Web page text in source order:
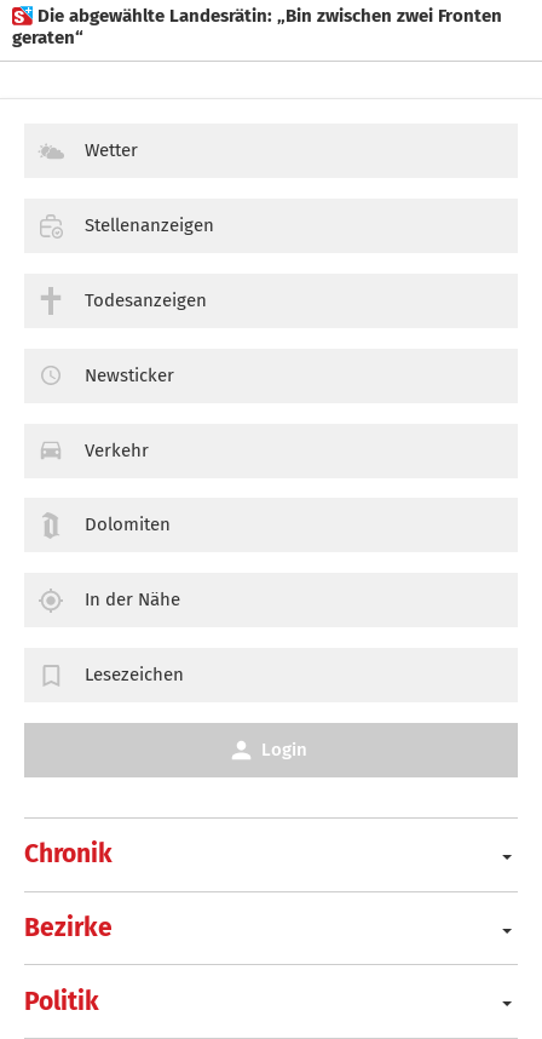
 Die abgewählte Landesrätin: „Bin zwischen zwei Fronten
geraten“
Chronik
Bezirke
Politik
Wetter
Stellenanzeigen
Todesanzeigen
Newsticker
Verkehr
Dolomiten
In der Nähe
Lesezeichen
Login